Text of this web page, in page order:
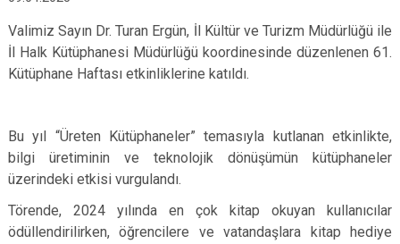
Valimiz Sayın Dr. Turan Ergün, İl Kültür ve Turizm Müdürlüğü ile
İl Halk Kütüphanesi Müdürlüğü koordinesinde düzenlenen 61.
Kütüphane Haftası etkinliklerine katıldı.
Bu yıl “Üreten Kütüphaneler” temasıyla kutlanan etkinlikte,
bilgi üretiminin ve teknolojik dönüşümün kütüphaneler
üzerindeki etkisi vurgulandı.
Törende, 2024 yılında en çok kitap okuyan kullanıcılar
ödüllendirilirken, öğrencilere ve vatandaşlara kitap hediye